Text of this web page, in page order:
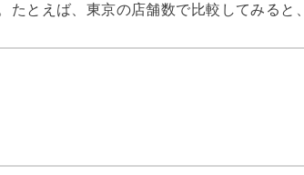
たとえば、東京の店舗数で比較してみると、